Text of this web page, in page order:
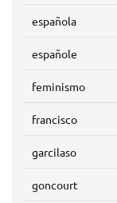
española
españole
feminismo
francisco
garcilaso
goncourt